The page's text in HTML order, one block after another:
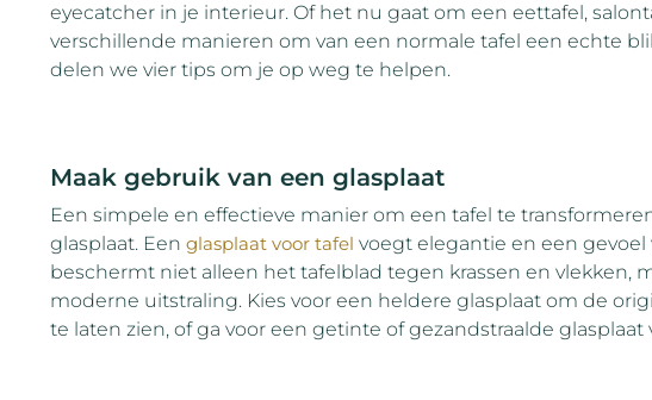
eyecatcher in je interieur. Of het nu gaat om een eettafel,
verschillende manieren om van een normale tafel een echte
delen we vier tips om je op weg te helpen.
Maak gebruik van een glasplaat
Een simpele en effectieve manier om een tafel te
glasplaat. Een glasplaat voor tafel voegt elegantie en een
beschermt niet alleen het tafelblad tegen krassen en vlekken,
moderne uitstraling. Kies voor een heldere glasplaat om de
te laten zien, of ga voor een getinte of gezandstraalde